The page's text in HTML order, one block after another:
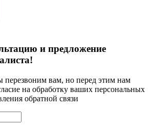
и предложение
перезвоним вам, но перед этим нам
на обработку ваших персональных
обратной связи